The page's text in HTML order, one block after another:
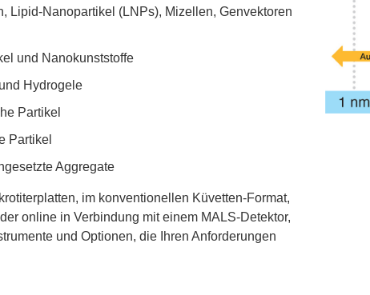
Lipid-Nanopartikel (LNPs), Mizellen, Genvektoren
und Nanokunststoffe
Hydrogele
Partikel
Partikel
Aggregate
im konventionellen Küvetten-Format,
online in Verbindung mit einem MALS-Detektor,
und Optionen, die Ihren Anforderungen